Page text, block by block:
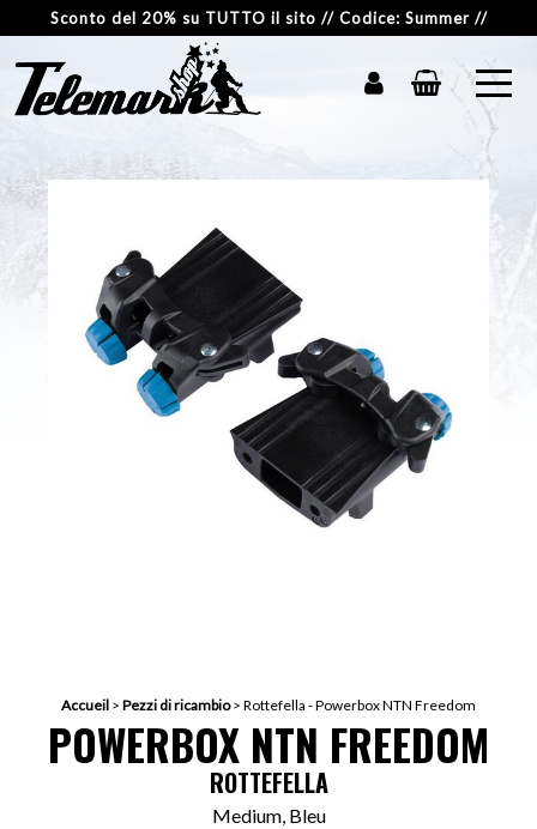
Sconto del 20% su TUTTO il sito // Codice: Summer //
Accueil > Pezzi di ricambio> Rottefella - Powerbox NTN Freedom
POWERBOX NTN FREEDOM
ROTTEFELLA
Medium, Bleu